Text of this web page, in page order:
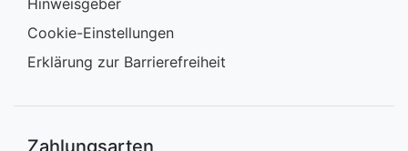
Cookie-Einstellungen
Erklärung zur Barrierefreiheit
Zahlungsarten